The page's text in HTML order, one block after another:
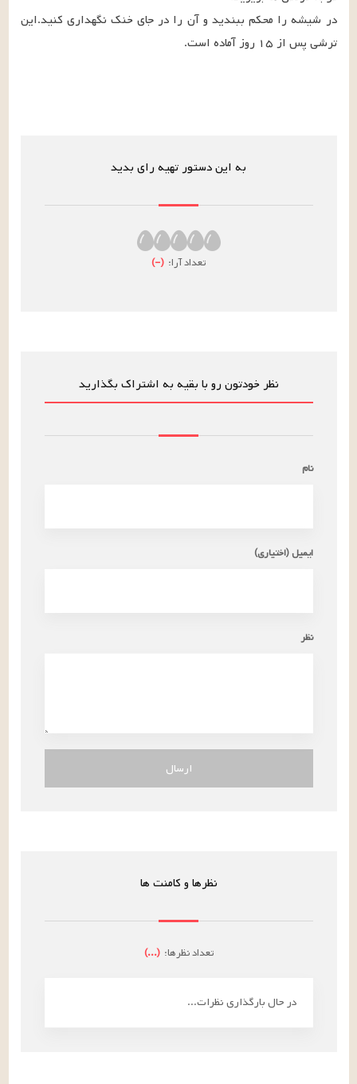
ترشی پس از ۱۵ روز آماده است.
به این دستور تهیه رای بدید
تعداد آرا: (
–
)
نظر خودتون رو با بقیه به اشتراک بگذارید
نام
ایمیل (اختیاری)
نظر
ارسال
نظرها و کامنت ها
تعداد نظرها: (
...
)
در حال بارگذاری نظرات...